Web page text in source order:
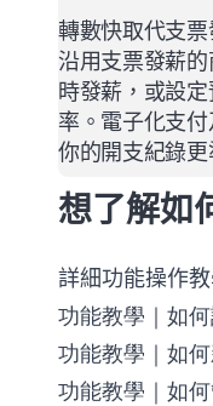
轉數快取代支
沿用支票發薪
時發薪，或設
率。電子化支
你的開支紀錄更
想了解如
詳細功能操作教
功能教學｜如
功能教學｜如
功能教學｜如